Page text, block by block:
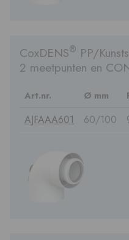
CoxDENS® PP/
2 meetpunten en
Art.nr. Ø mm
AJFAAA601 60/100